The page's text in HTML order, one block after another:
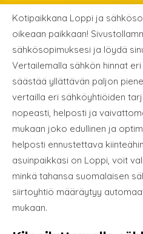
Kotipaikkana Loppi ja
oikeaan paikkaan!
sähkösopimuksesi ja löydä
Vertailemalla sähkön hinnat
säästää yllättävän paljon
vertailla eri sähköyhtiöiden
nopeasti, helposti ja
mukaan joko edullinen ja
helposti ennustettava
asuinpaikkasi on Loppi, voit
minkä tahansa suomalaisen
siirtoyhtiö määräytyy
mukaan.